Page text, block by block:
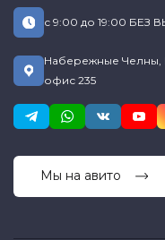
с 9:00 до 19:00 БЕЗ
Набережные Челны,
офис 235
Мы на авито